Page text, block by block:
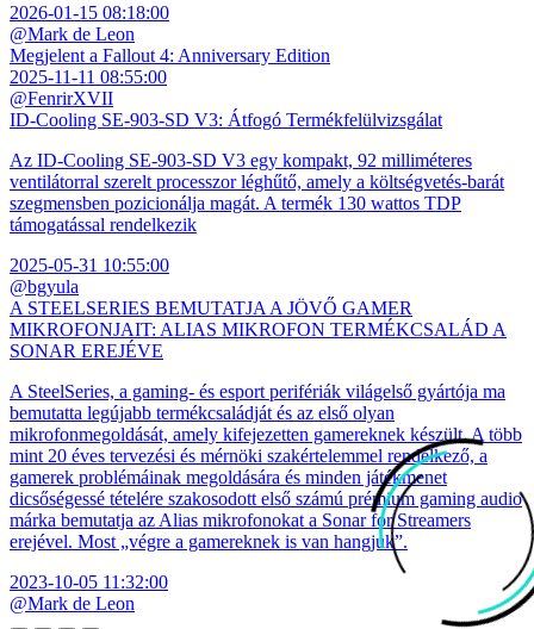
2026-01-15 08:18:00
@Mark de Leon
Megjelent a Fallout 4: Anniversary Edition
2025-11-11 08:55:00
@FenrirXVII
ID-Cooling SE-903-SD V3: Átfogó Termékfelülvizsgálat
Az ID-Cooling SE-903-SD V3 egy kompakt, 92 milliméteres
ventilátorral szerelt processzor léghűtő, amely a költségvetés-barát
szegmensben pozicionálja magát. A termék 130 wattos TDP
támogatással rendelkezik
2025-05-31 10:55:00
@bgyula
A STEELSERIES BEMUTATJA A JÖVŐ GAMER
MIKROFONJAIT: ALIAS MIKROFON TERMÉKCSALÁD A
SONAR EREJÉVE
A SteelSeries, a gaming- és esport perifériák világelső gyártója ma
bemutatta legújabb termékcsaládját és az első olyan
mikrofonmegoldását, amely kifejezetten gamereknek készült. A több
mint 20 éves tervezési és mérnöki szakértelemmel rendelkező, a
gamerek problémáinak megoldására és minden játékmenet
dicsőségessé tételére szakosodott első számú prémium gaming audio
márka bemutatja az Alias mikrofonokat a Sonar for Streamers
erejével. Most „végre a gamereknek is van hangjuk”.
2023-10-05 11:32:00
@Mark de Leon